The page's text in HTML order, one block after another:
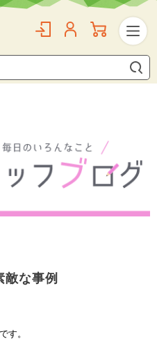
敵な事例
す。